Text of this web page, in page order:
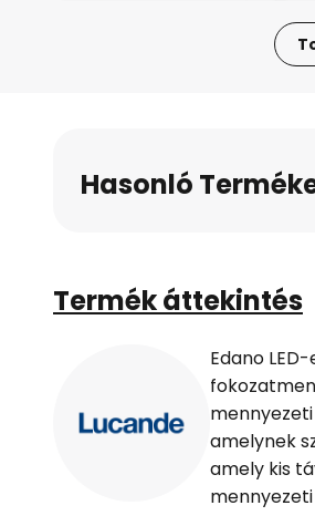
Hasonló
Termék áttekintés
Edano
amelynek
amely kis